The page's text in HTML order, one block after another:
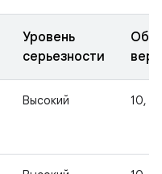
Уровень
серьезности
Высокий 10,